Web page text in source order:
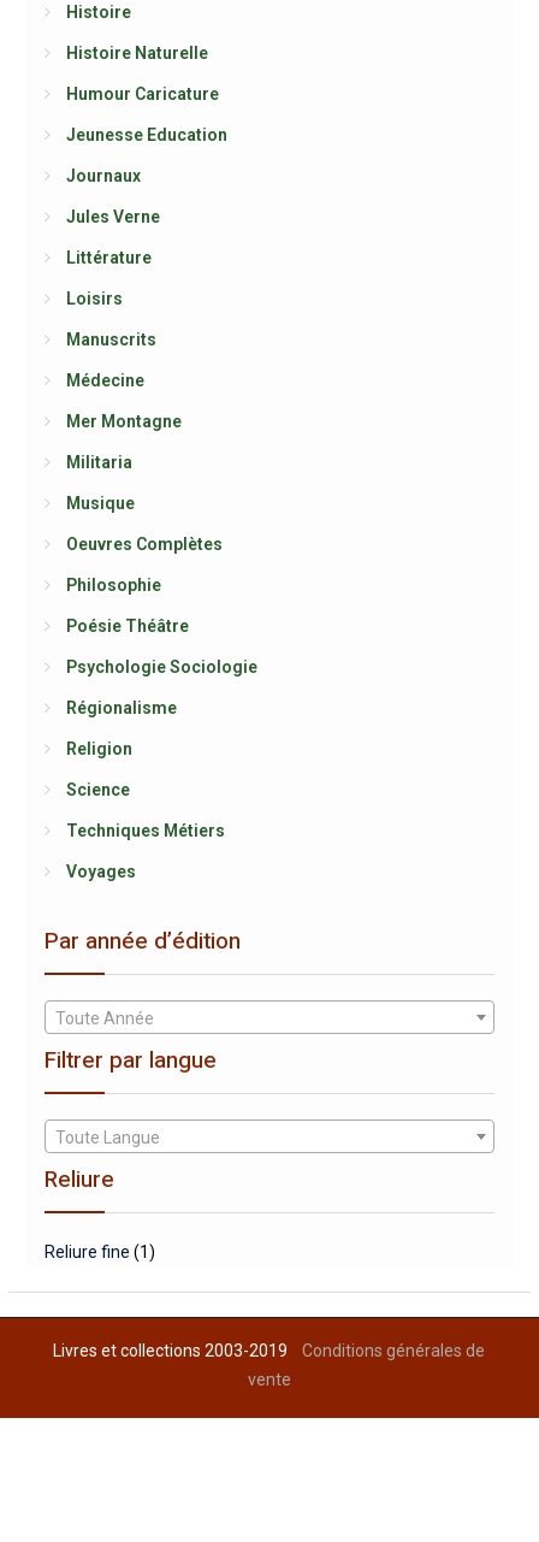
Histoire
Histoire Naturelle
Humour Caricature
Jeunesse Education
Journaux
Jules Verne
Littérature
Loisirs
Manuscrits
Médecine
Mer Montagne
Militaria
Musique
Oeuvres Complètes
Philosophie
Poésie Théâtre
Psychologie Sociologie
Régionalisme
Religion
Science
Techniques Métiers
Voyages
Par année d’édition
Toute Année
Filtrer par langue
Toute Langue
Reliure
Reliure fine (1)
Livres et collections 2003-2019Conditions générales de
vente